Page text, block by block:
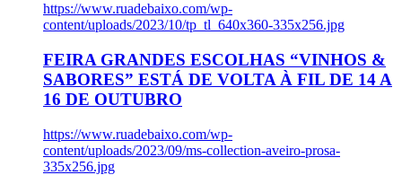
https://www.ruadebaixo.com/wp-
content/uploads/2023/10/tp_tl_640x360-335x256.jpg
FEIRA GRANDES ESCOLHAS “VINHOS &
SABORES” ESTÁ DE VOLTA À FIL DE 14 A
16 DE OUTUBRO
https://www.ruadebaixo.com/wp-
content/uploads/2023/09/ms-collection-aveiro-prosa-
335x256.jpg